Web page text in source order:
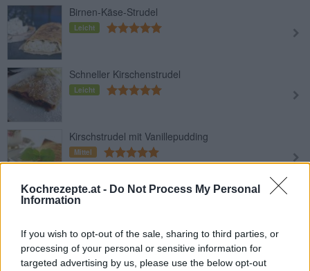
Kochrezepte.at - Do Not Process My Personal
Information
If you wish to opt-out of the sale, sharing to third parties, or
processing of your personal or sensitive information for
targeted advertising by us, please use the below opt-out
Birnen-Käse-Strudel
Leicht
Schneller Kirschenstrudel
Leicht
Kirschstrudel mit Vanillepudding
Mittel
Topfen-Himbeerstrudel
A guata steirischer Weinbeerstrudel